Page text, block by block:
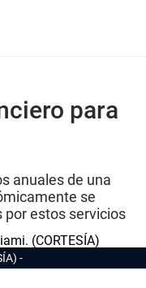
para
anuales de una
se
por estos servicios